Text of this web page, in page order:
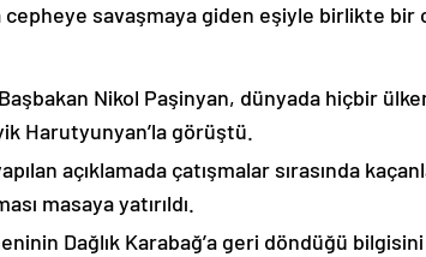
savaşmaya giden eşiyle birlikte bir
Nikol Paşinyan, dünyada hiçbir
Harutyunyan’la görüştü.
açıklamada çatışmalar sırasında
masaya yatırıldı.
Dağlık Karabağ’a geri döndüğü